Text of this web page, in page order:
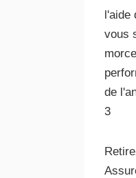
l'aide
vous
de
3